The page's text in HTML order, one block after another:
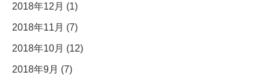
2018年12月 (1)
2018年11月 (7)
2018年10月 (12)
2018年9月 (7)